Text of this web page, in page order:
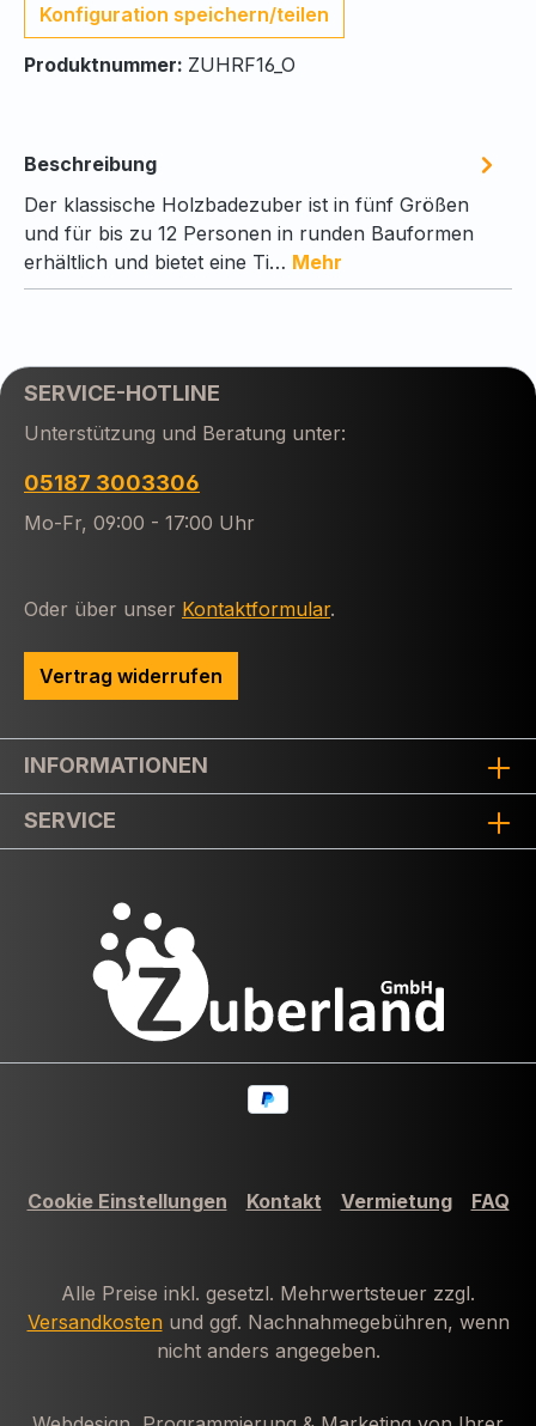
Konfiguration speichern/teilen
Produktnummer: ZUHRF16_O
Beschreibung
Der klassische Holzbadezuber ist in fünf Größen
und für bis zu 12 Personen in runden Bauformen
erhältlich und bietet eine Ti… Mehr
SERVICE-HOTLINE
Unterstützung und Beratung unter:
05187 3003306
Mo-Fr, 09:00 - 17:00 Uhr
Oder über unser Kontaktformular.
Vertrag widerrufen
INFORMATIONEN
SERVICE
Cookie Einstellungen Kontakt Vermietung FAQ
Alle Preise inkl. gesetzl. Mehrwertsteuer zzgl.
Versandkosten und ggf. Nachnahmegebühren, wenn
nicht anders angegeben.